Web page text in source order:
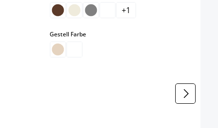
+1
Gestell Farbeauswählen